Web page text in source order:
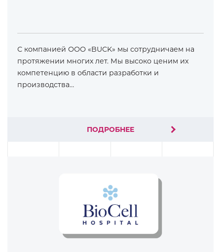
С компанией ООО «BUCK» мы сотрудничаем на
протяжении многих лет. Мы высоко ценим их
компетенцию в области разработки и
производства…
ПОДРОБНЕЕ